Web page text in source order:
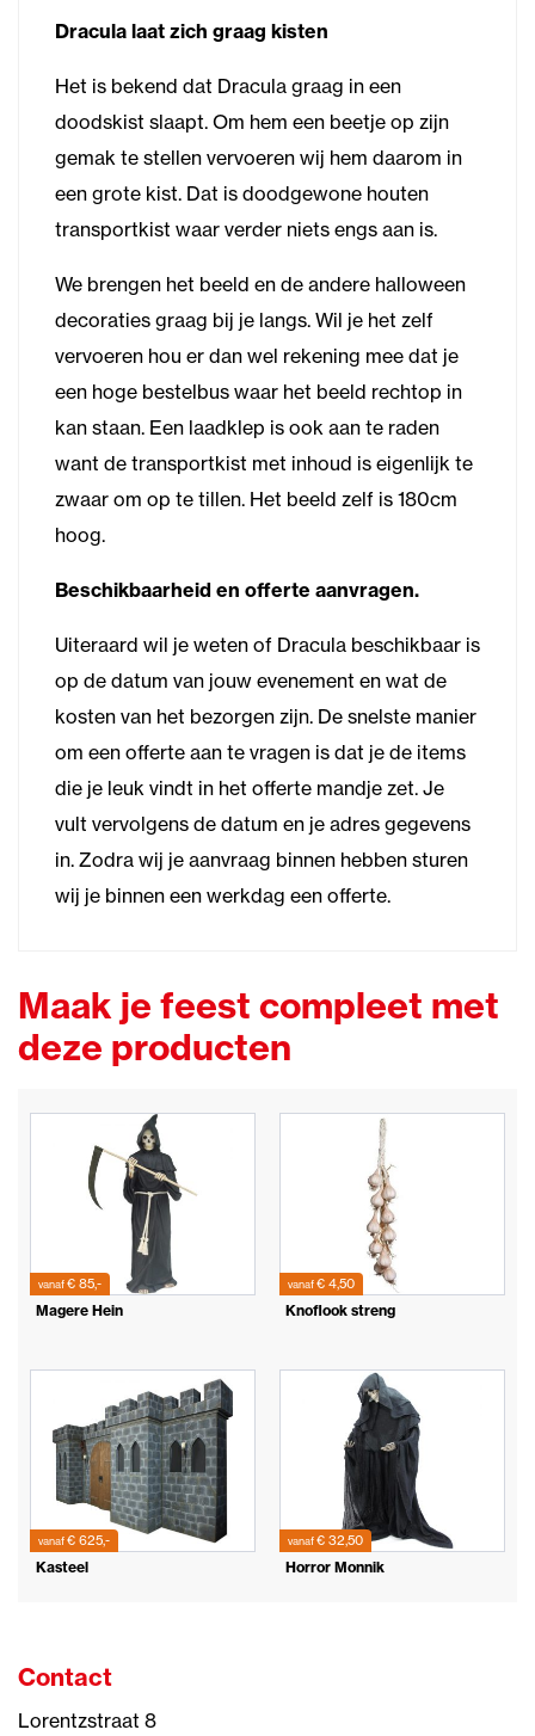
Dracula laat zich graag kisten
Het is bekend dat Dracula graag in een
doodskist slaapt. Om hem een beetje op zijn
gemak te stellen vervoeren wij hem daarom in
een grote kist. Dat is doodgewone houten
transportkist waar verder niets engs aan is.
We brengen het beeld en de andere halloween
decoraties graag bij je langs. Wil je het zelf
vervoeren hou er dan wel rekening mee dat je
een hoge bestelbus waar het beeld rechtop in
kan staan. Een laadklep is ook aan te raden
want de transportkist met inhoud is eigenlijk te
zwaar om op te tillen. Het beeld zelf is 180cm
hoog.
Beschikbaarheid en offerte aanvragen.
Uiteraard wil je weten of Dracula beschikbaar is
op de datum van jouw evenement en wat de
kosten van het bezorgen zijn. De snelste manier
om een offerte aan te vragen is dat je de items
die je leuk vindt in het offerte mandje zet. Je
vult vervolgens de datum en je adres gegevens
in. Zodra wij je aanvraag binnen hebben sturen
wij je binnen een werkdag een offerte.
Maak je feest compleet met
deze producten
vanaf€ 85,-
Magere Hein
vanaf€ 4,50
Knoflook streng
vanaf€ 625,-
Kasteel
vanaf€ 32,50
Horror Monnik
Contact
Lorentzstraat 8